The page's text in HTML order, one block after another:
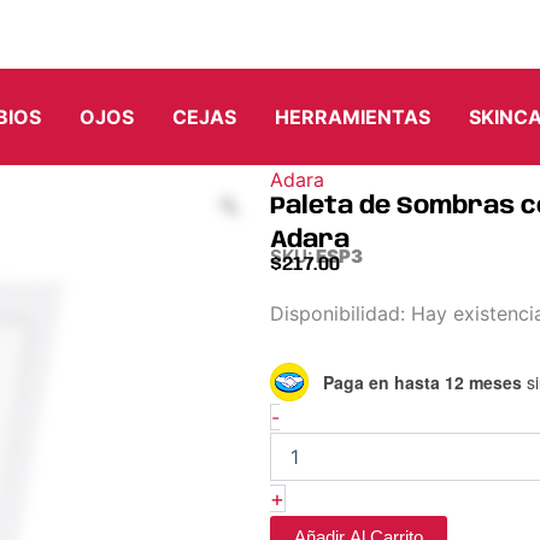
OJOS CEJAS HERRAMIENTAS
Adara
Paleta de Sombras
Adara
SKU:ESP3
$217.00
Disponibilidad: Hay
Paga en hasta 12 meses
-
Paleta
con
24
tonos
Artistry
Color
Palette
+